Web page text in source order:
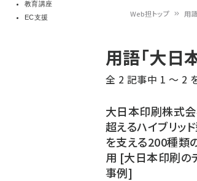
教育講座
EC支援
ン
く
ず
Web担トップ 用
用語「大日
全 2 記事中 1 ～ 2
大日本印刷株式
超えるハイブリッ
を支える200種類
用 [大日本印刷の
事例]